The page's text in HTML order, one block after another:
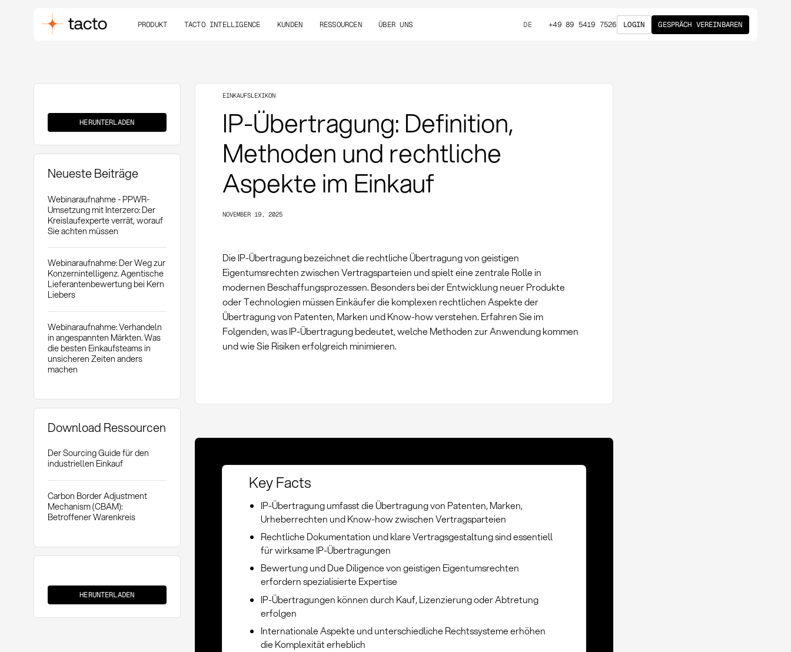
PRODUKT TACTO INTELLIGENCE KUNDEN RESSOURCEN ÜBER UNS DE +49 89 5419 7526 LOGIN GESPRÄCH VEREINBAREN
Übertragung
HERUNTERLADEN
Neueste Beiträge
Webinaraufnahme - PPWR-
Umsetzung mit Interzero: Der
Kreislaufexperte verrät, worauf
Sie achten müssen
Webinaraufnahme: Der Weg zur
Konzernintelligenz. Agentische
Lieferantenbewertung bei Kern
Liebers
Webinaraufnahme: Verhandeln
in angespannten Märkten. Was
die besten Einkaufsteams in
unsicheren Zeiten anders
machen
Download Ressourcen
Der Sourcing Guide für den
industriellen Einkauf
Carbon Border Adjustment
Mechanism (CBAM):
Betroffener Warenkreis
Übertragung
HERUNTERLADEN
EINKAUFSLEXIKON
IP-Übertragung: Definition,
Methoden und rechtliche
Aspekte im Einkauf
NOVEMBER 19, 2025
Die IP-Übertragung bezeichnet die rechtliche Übertragung von geistigen
Eigentumsrechten zwischen Vertragsparteien und spielt eine zentrale Rolle in
modernen Beschaffungsprozessen. Besonders bei der Entwicklung neuer Produkte
oder Technologien müssen Einkäufer die komplexen rechtlichen Aspekte der
Übertragung von Patenten, Marken und Know-how verstehen. Erfahren Sie im
Folgenden, was IP-Übertragung bedeutet, welche Methoden zur Anwendung kommen
und wie Sie Risiken erfolgreich minimieren.
Key Facts
IP-Übertragung umfasst die Übertragung von Patenten, Marken,
Urheberrechten und Know-how zwischen Vertragsparteien
Rechtliche Dokumentation und klare Vertragsgestaltung sind essentiell
für wirksame IP-Übertragungen
Bewertung und Due Diligence von geistigen Eigentumsrechten
erfordern spezialisierte Expertise
IP-Übertragungen können durch Kauf, Lizenzierung oder Abtretung
erfolgen
Internationale Aspekte und unterschiedliche Rechtssysteme erhöhen
die Komplexität erheblich